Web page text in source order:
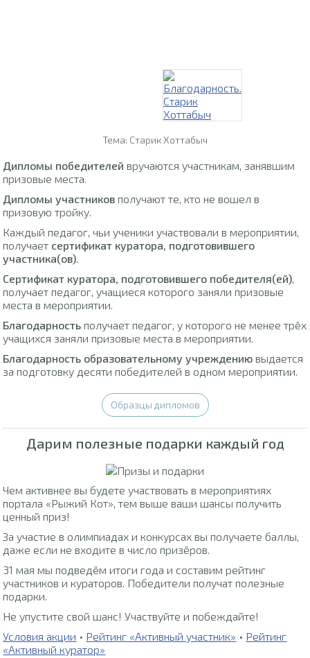
Тема: Старик Хоттабыч
Дипломы победителей вручаются участникам, занявшим
призовые места.
Дипломы участников получают те, кто не вошел в
призовую тройку.
Каждый педагог, чьи ученики участвовали в мероприятии,
получает сертификат куратора, подготовившего
участника(ов).
Сертификат куратора, подготовившего победителя(ей),
получает педагог, учащиеся которого заняли призовые
места в мероприятии.
Благодарность получает педагог, у которого не менее трёх
учащихся заняли призовые места в мероприятии.
Благодарность образовательному учреждению выдается
за подготовку десяти победителей в одном мероприятии.
Образцы дипломов
Дарим полезные подарки каждый год
Чем активнее вы будете участвовать в мероприятиях
портала «Рыжий Кот», тем выше ваши шансы получить
ценный приз!
За участие в олимпиадах и конкурсах вы получаете баллы,
даже если не входите в число призёров.
31 мая мы подведём итоги года и составим рейтинг
участников и кураторов. Победители получат полезные
подарки.
Не упустите свой шанс! Участвуйте и побеждайте!
Условия акции • Рейтинг «Активный участник» • Рейтинг
«Активный куратор»